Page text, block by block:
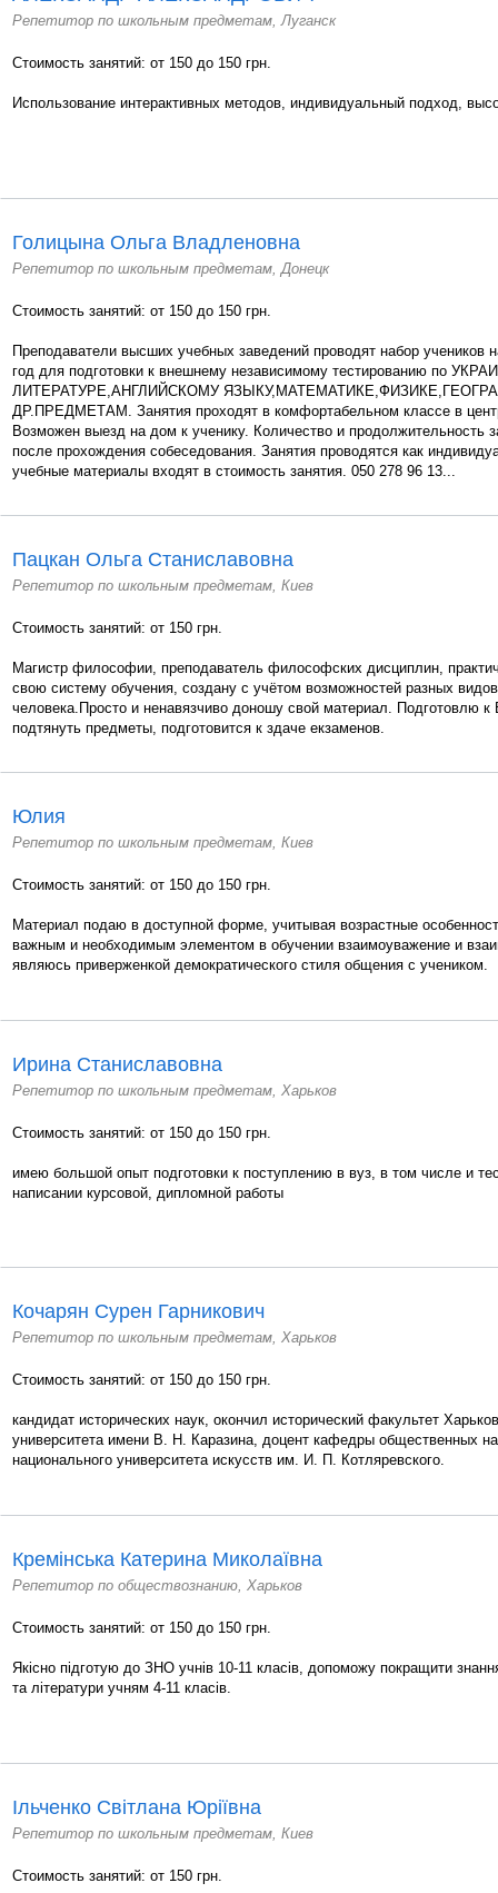
Репетитор по школьным предметам, Луганск
Стоимость занятий: от 150 до 150 грн.
Использование интерактивных методов, индивидуальный подход,
Голицына Ольга Владленовна
Репетитор по школьным предметам, Донецк
Стоимость занятий: от 150 до 150 грн.
Преподаватели высших учебных заведений проводят набор учеников
год для подготовки к внешнему независимому тестированию по
ЛИТЕРАТУРЕ,АНГЛИЙСКОМУ
ДР.ПРЕДМЕТАМ. Занятия проходят в комфортабельном классе в
Возможен выезд на дом к ученику. Количество и продолжительность
после прохождения собеседования. Занятия проводятся как
учебные материалы входят в стоимость занятия. 050 278 96 13...
Пацкан Ольга Станиславовна
Репетитор по школьным предметам, Киев
Стоимость занятий: от 150 грн.
Магистр философии, преподаватель философских дисциплин,
свою систему обучения, создану с учётом возможностей разных
человека.Просто и ненавязчиво доношу свой материал. Подготовлю
подтянуть предметы, подготовится к здаче екзаменов.
Юлия
Репетитор по школьным предметам, Киев
Стоимость занятий: от 150 до 150 грн.
Материал подаю в доступной форме, учитывая возрастные
важным и необходимым элементом в обучении взаимоуважение и
являюсь приверженкой демократического стиля общения с учеником.
Ирина Станиславовна
Репетитор по школьным предметам, Харьков
Стоимость занятий: от 150 до 150 грн.
имею большой опыт подготовки к поступлению в вуз, в том числе и
написании курсовой, дипломной работы
Кочарян Сурен Гарникович
Репетитор по школьным предметам, Харьков
Стоимость занятий: от 150 до 150 грн.
кандидат исторических наук, окончил исторический факультет
университета имени В. Н. Каразина, доцент кафедры общественных
национального университета искусств им. И. П. Котляревского.
Кремінська Катерина Миколаївна
Репетитор по обществознанию, Харьков
Стоимость занятий: от 150 до 150 грн.
Якісно підготую до ЗНО учнів 10-11 класів, допоможу покращити
та літератури учням 4-11 класів.
Ільченко Світлана Юріївна
Репетитор по школьным предметам, Киев
Стоимость занятий: от 150 грн.